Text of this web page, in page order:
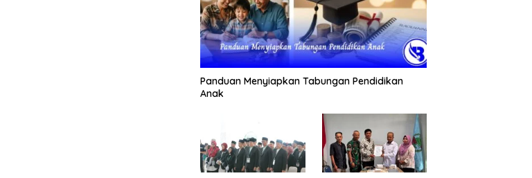
Panduan Menyiapkan Tabungan Pendidikan
Anak